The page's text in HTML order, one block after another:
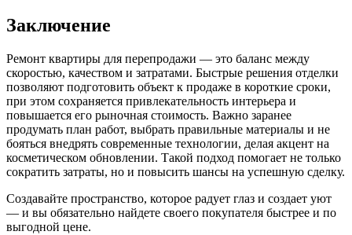
Заключение
Ремонт квартиры для перепродажи — это баланс между
скоростью, качеством и затратами. Быстрые решения отделки
позволяют подготовить объект к продаже в короткие сроки,
при этом сохраняется привлекательность интерьера и
повышается его рыночная стоимость. Важно заранее
продумать план работ, выбрать правильные материалы и не
бояться внедрять современные технологии, делая акцент на
косметическом обновлении. Такой подход помогает не только
сократить затраты, но и повысить шансы на успешную сделку.
Создавайте пространство, которое радует глаз и создает уют
— и вы обязательно найдете своего покупателя быстрее и по
выгодной цене.